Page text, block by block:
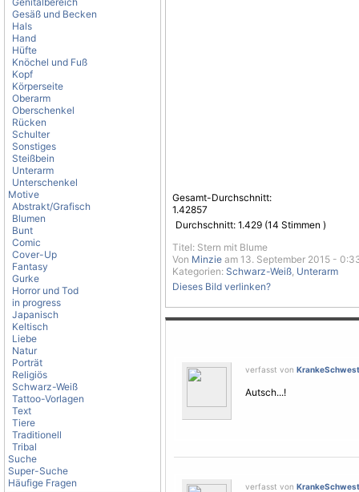
Gesäß und Becken
Hals
Hand
Hüfte
Knöchel und Fuß
Kopf
Körperseite
Oberarm
Oberschenkel
Rücken
Schulter
Sonstiges
Steißbein
Unterarm
Unterschenkel
Motive
Abstrakt/Grafisch
Blumen
Bunt
Comic
Cover-Up
Fantasy
Gurke
Horror und Tod
in progress
Japanisch
Keltisch
Liebe
Natur
Porträt
Religiös
Schwarz-Weiß
Tattoo-Vorlagen
Text
Tiere
Traditionell
Tribal
Suche
Super-Suche
Häufige Fragen
Gesamt-Durchschnitt:
1.42857
Durchschnitt: 1.429 (14 Stimmen )
Titel: Stern mit Blume
Von Minzie am 13. September 2015 -
Kategorien: Schwarz-Weiß, Unterarm
Dieses Bild verlinken?
verfasst von
Autsch...!
verfasst von